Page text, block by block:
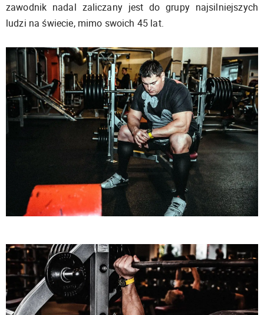
zawodnik nadal zaliczany jest do grupy najsilniejszych
ludzi na świecie, mimo swoich 45 lat.